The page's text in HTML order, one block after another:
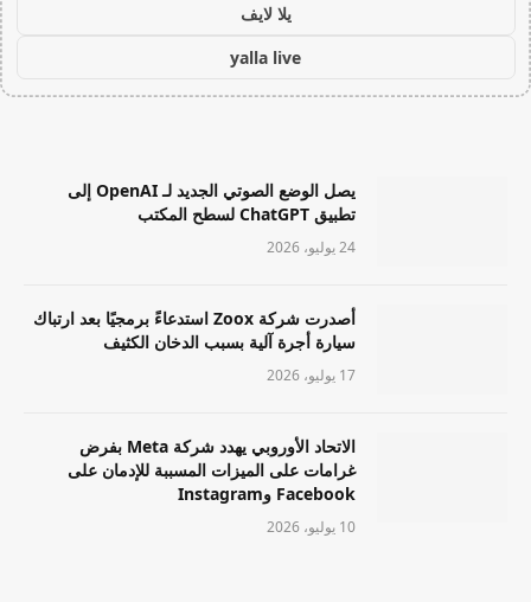
يلا لايف
yalla live
يصل الوضع الصوتي الجديد لـ OpenAI إلى
تطبيق ChatGPT لسطح المكتب
24 يوليو، 2026
أصدرت شركة Zoox استدعاءً برمجيًا بعد ارتباك
سيارة أجرة آلية بسبب الدخان الكثيف
17 يوليو، 2026
الاتحاد الأوروبي يهدد شركة Meta بفرض
غرامات على الميزات المسببة للإدمان على
Facebook وInstagram
10 يوليو، 2026